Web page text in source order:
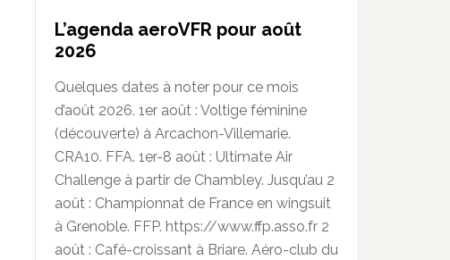
L’agenda aeroVFR pour août
2026
Quelques dates à noter pour ce mois
d’août 2026. 1er août : Voltige féminine
(découverte) à Arcachon-Villemarie.
CRA10. FFA. 1er-8 août : Ultimate Air
Challenge à partir de Chambley. Jusqu’au 2
août : Championnat de France en wingsuit
à Grenoble. FFP. https://www.ffp.asso.fr 2
août : Café-croissant à Briare. Aéro-club du